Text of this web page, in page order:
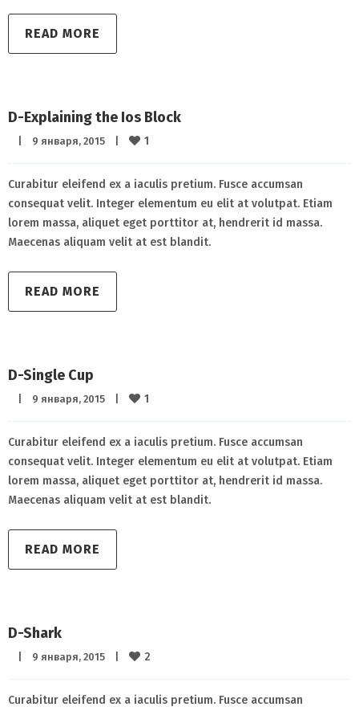
READ MORE
D-Explaining the Ios Block
9 января, 2015 1
Curabitur eleifend ex a iaculis pretium. Fusce accumsan
consequat velit. Integer elementum eu elit at volutpat. Etiam
lorem massa, aliquet eget porttitor at, hendrerit id massa.
Maecenas aliquam velit at est blandit.
READ MORE
D-Single Cup
9 января, 2015 1
Curabitur eleifend ex a iaculis pretium. Fusce accumsan
consequat velit. Integer elementum eu elit at volutpat. Etiam
lorem massa, aliquet eget porttitor at, hendrerit id massa.
Maecenas aliquam velit at est blandit.
READ MORE
D-Shark
9 января, 2015 2
Curabitur eleifend ex a iaculis pretium. Fusce accumsan